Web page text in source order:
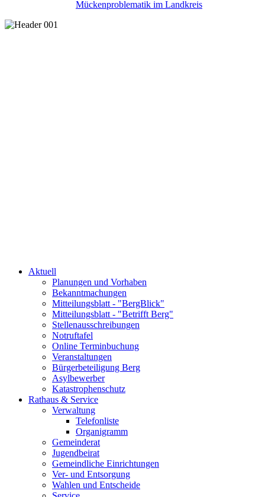
Mückenproblematik im Landkreis
Aktuell
Planungen und Vorhaben
Bekanntmachungen
Mitteilungsblatt - "BergBlick"
Mitteilungsblatt - "Betrifft Berg"
Stellenausschreibungen
Notruftafel
Online Terminbuchung
Veranstaltungen
Bürgerbeteiligung Berg
Asylbewerber
Katastrophenschutz
Rathaus & Service
Verwaltung
Telefonliste
Organigramm
Gemeinderat
Jugendbeirat
Gemeindliche Einrichtungen
Ver- und Entsorgung
Wahlen und Entscheide